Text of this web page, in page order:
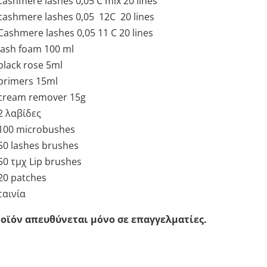
lashes 0,05 12C 20 lines
lashes 0,05 11 C 20 lines
foam 100 ml
rose 5ml
15ml
remover 15g
λαβίδες
microbushes
lashes brushes
τμχ Lip brushes
patches
απευθύνεται μόνο σε επαγγελματίες.